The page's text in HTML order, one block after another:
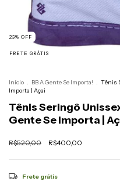
23% OFF
FRETE GRÁTIS
Início . BB A Gente Se Importa! . Tênis
Importa | Açai
Tênis Seringô
Gente Se Importa |
R$520,00 R$400,00
Frete grátis